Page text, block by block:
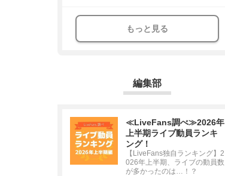
もっと見る
編集部
≪LiveFans調べ≫2026年
上半期ライブ動員ランキ
ング！
【LiveFans独自ランキング】2
026年上半期、ライブの動員数
が多かったのは…！？